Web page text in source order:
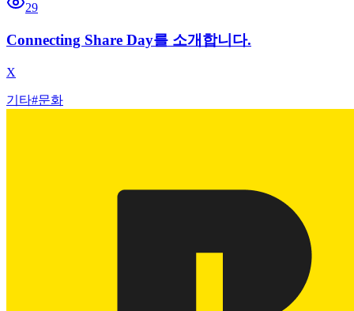
29
Connecting Share Day를 소개합니다.
X
기타#문화